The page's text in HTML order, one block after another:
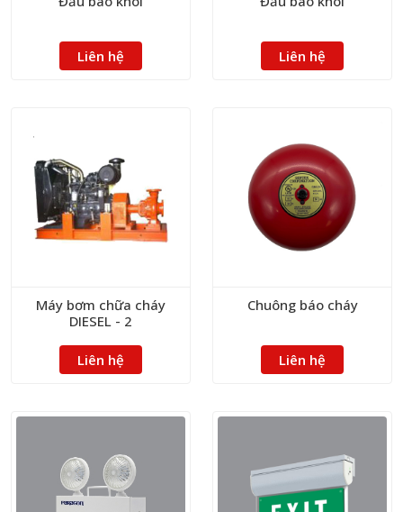
Liên hệ Liên hệ
Máy bơm chữa cháy
DIESEL - 2
Liên hệ
Chuông báo cháy
Liên hệ